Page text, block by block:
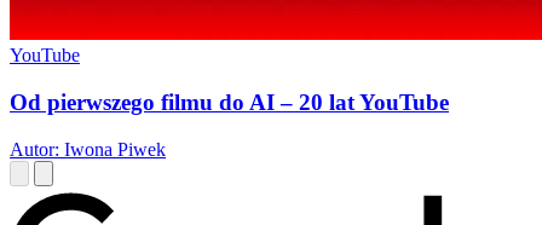
YouTube
Od pierwszego filmu do AI – 20 lat YouTube
Autor: Iwona Piwek